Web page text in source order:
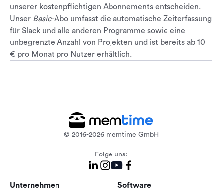
unserer kostenpflichtigen Abonnements entscheiden.
Unser Basic-Abo umfasst die automatische Zeiterfassung
für Slack und alle anderen Programme sowie eine
unbegrenzte Anzahl von Projekten und ist bereits ab 10
€ pro Monat pro Nutzer erhältlich.
© 2016-2026 memtime GmbH
Folge uns:
Unternehmen Software